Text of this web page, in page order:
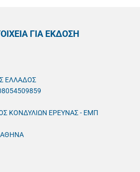
ΓΙΑ ΕΚΔΟΣΗ
ΕΛΛΑΔΟΣ
ΚΟΝΔΥΛΙΩΝ ΕΡΕΥΝΑΣ - ΕΜΠ
ΑΘΗΝΑ